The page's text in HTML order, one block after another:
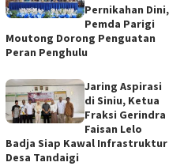
Pernikahan Dini,
Pemda Parigi
Moutong Dorong Penguatan
Peran Penghulu
Jaring Aspirasi
di Siniu, Ketua
Fraksi Gerindra
Faisan Lelo
Badja Siap Kawal Infrastruktur
Desa Tandaigi